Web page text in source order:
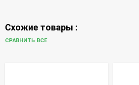
Схожие товары :
СРАВНИТЬ ВСЕ